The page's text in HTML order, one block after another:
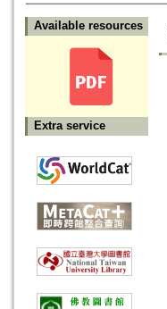
Available resources
Extra service